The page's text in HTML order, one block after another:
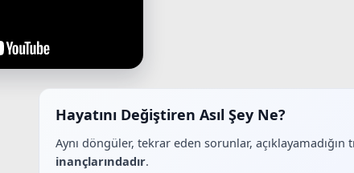
Hayatını Değiştiren Asıl Şey Ne?
Aynı döngüler, tekrar eden sorunlar, açıklayamadığın
inançlarındadır.